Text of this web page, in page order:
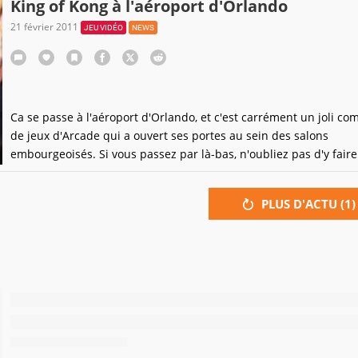
King of Kong à l'aéroport d'Orlando
21 février 2011 JEU VIDÉO NEWS
Ca se passe à l'aéroport d'Orlando, et c'est carrément un joli
de jeux d'Arcade qui a ouvert ses portes au sein des salons
embourgeoisés. Si vous passez par là-bas, n'oubliez pas d'y
tour, entre deux transits...Le jeu vidéo gagne donc vraiment du
Hmm... C'est pas demain la veille qu'on verra cela à Roissy ou à
PLUS D'ACTU (1)